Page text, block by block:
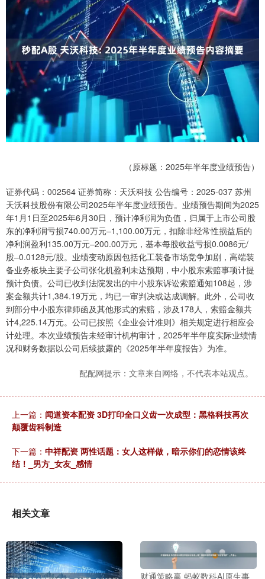
（原标题：2025年半年度业绩预告）
证券代码：002564 证券简称：天沃科技 公告编号：2025-037 苏州
天沃科技股份有限公司2025年半年度业绩预告。业绩预告期间为2025
年1月1日至2025年6月30日，预计净利润为负值，归属于上市公司股
东的净利润亏损740.00万元–1,100.00万元，扣除非经常性损益后的
净利润盈利135.00万元–200.00万元，基本每股收益亏损0.0086元/
股–0.0128元/股。业绩变动原因包括化工装备市场竞争加剧，高端装
备业务板块主要子公司张化机盈利未达预期，中小股东索赔事项计提
预计负债。公司已收到法院发出的中小股东诉讼索赔通知108起，涉
案金额共计1,384.19万元，均已一审判决或达成调解。此外，公司收
到部分中小股东律师函及其他形式的索赔，涉及178人，索赔金额共
计4,225.14万元。公司已按照《企业会计准则》相关规定进行相应会
计处理。本次业绩预告未经审计机构审计，2025年半年度实际业绩情
况和财务数据以公司后续披露的《2025年半年度报告》为准。
配配网提示：文章来自网络，不代表本站观点。
上一篇： 闻道资本配资 3D打印全口义齿一次成型：黑格科技再次
颠覆齿科制造
下一篇： 中祥配资 两性话题：女人这样做，暗示你们的恋情该终
结！_男方_女友_感情
相关文章
财通策略赢 蚂蚁数科AI原生事